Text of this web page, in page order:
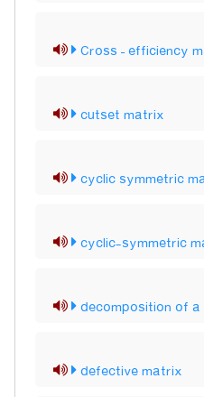
Cross – efficiency
cutset matrix
cyclic symmetric
cyclic-symmetric
decomposition of
defective matrix